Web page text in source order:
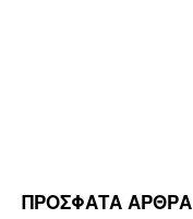
ΠΡΟΣΦΑΤΑ ΑΡΘΡΑ